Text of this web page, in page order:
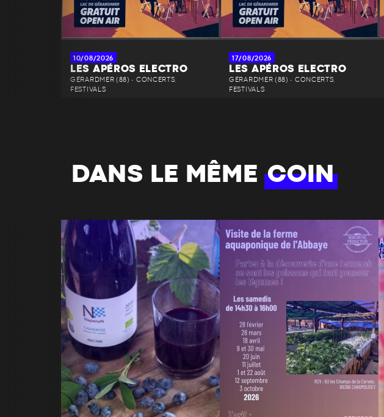
10/08/2026
LES APÉROS ELECTRO
GÉRARDMER (88) • CONCERTS,
FESTIVALS
17/08/2026
LES APÉROS ELECTRO
GÉRARDMER (88) • CONCERTS,
FESTIVALS
DANS LE MÊMECOIN